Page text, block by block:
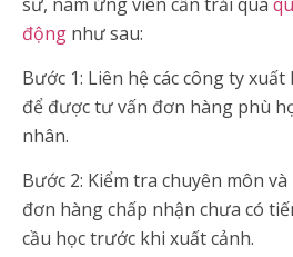
động như sau:
Bước 1: Liên hệ các công ty
để được tư vấn đơn hàng phù
nhân.
Bước 2: Kiểm tra chuyên môn
đơn hàng chấp nhận chưa có
cầu học trước khi xuất cảnh.